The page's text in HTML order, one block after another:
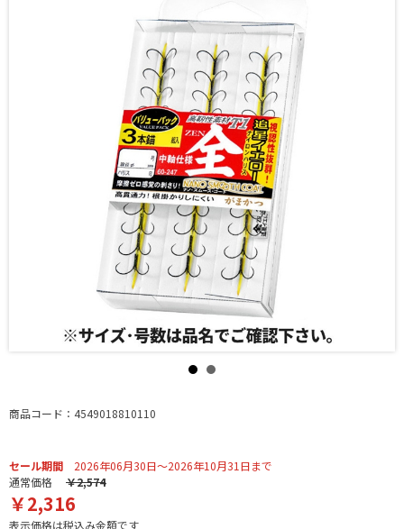
商品コード：4549018810110
セール期間 2026年06月30日～2026年10月31日まで
通常価格 ￥2,574
￥2,316
表示価格は税込み金額です